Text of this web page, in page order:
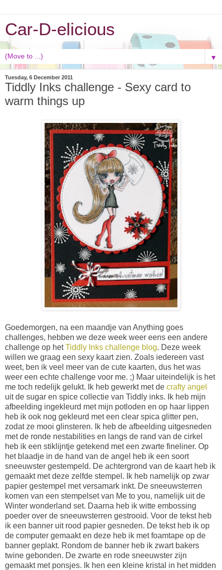
Car-D-elicious
▼
Tuesday, 6 December 2011
Tiddly Inks challenge - Sexy card to
warm things up
Goedemorgen, na een maandje van Anything goes
challenges, hebben we deze week weer eens een andere
challenge op hetTiddly Inks challenge blog. Deze week
willen we graag een sexy kaart zien. Zoals iedereen vast
weet, ben ik veel meer van de cute kaarten, dus het was
weer een echte challenge voor me. ;) Maar uiteindelijk is het
me toch redelijk gelukt. Ik heb gewerkt met de crafty angel
uit de sugar en spice collectie van Tiddly inks. Ik heb mijn
afbeelding ingekleurd met mijn potloden en op haar lippen
heb ik ook nog gekleurd met een clear spica glitter pen,
zodat ze mooi glinsteren. Ik heb de afbeelding uitgesneden
met de ronde nestabilities en langs de rand van de cirkel
heb ik een stiklijntje getekend met een zwarte fineliner. Op
het blaadje in de hand van de angel heb ik een soort
sneeuwster gestempeld. De achtergrond van de kaart heb ik
gemaakt met deze zelfde stempel. Ik heb namelijk op zwar
papier gestempel met versamark inkt. De sneeuwsterren
komen van een stempelset van Me to you, namelijk uit de
Winter wonderland set. Daarna heb ik witte embossing
poeder over de sneeuwsterren gestrooid. Voor de tekst heb
ik een banner uit rood papier gesneden. De tekst heb ik op
de computer gemaakt en deze heb ik met foamtape op de
banner geplakt. Rondom de banner heb ik zwart bakers
twine gebonden. De zwarte en rode sneeuwster zijn
gemaakt met ponsjes. Ik hen een kleine kristal in het midden